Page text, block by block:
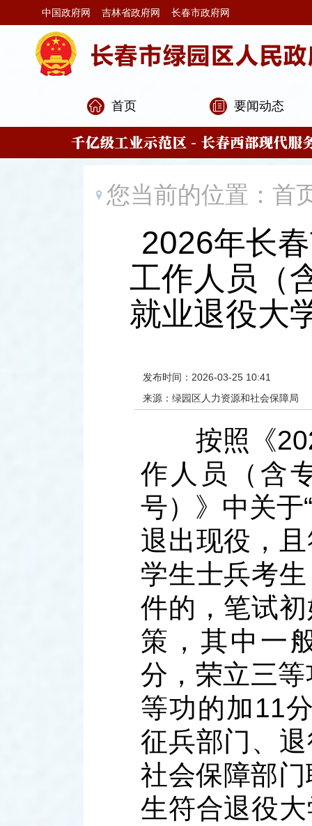
中国政府网 吉林省政府网 长春市政府网
首页 要闻动态
您当前的位置： 首
2026年长
工作人员（
就业退役大
发布时间：2026-03-25 10:41
来源：绿园区人力资源和社会保障局
按照《
作人员（含
号）》中关于
退出现役，
学生士兵考
件的，笔试
策，其中一
分，荣立三
等功的加11
征兵部门、
社会保障部
生符合退役